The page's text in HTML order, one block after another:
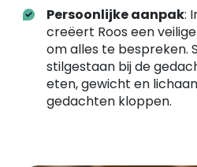
Persoonlijke aanpak:
creëert Roos een
om alles te bespreken.
stilgestaan bij de
eten, gewicht en
gedachten kloppen.